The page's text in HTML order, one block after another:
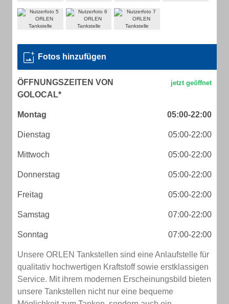
Fotos hinzufügen
ÖFFNUNGSZEITEN VON
GOLOCAL*
Montag 05:00-22:00
Dienstag 05:00-22:00
Mittwoch 05:00-22:00
Donnerstag 05:00-22:00
Freitag 05:00-22:00
Samstag 07:00-22:00
Sonntag 07:00-22:00
Unsere ORLEN Tankstellen sind eine Anlaufstelle für
qualitativ hochwertigen Kraftstoff sowie erstklassigen
Service. Mit ihrem modernen Erscheinungsbild bieten
unsere Tankstellen nicht nur eine bequeme